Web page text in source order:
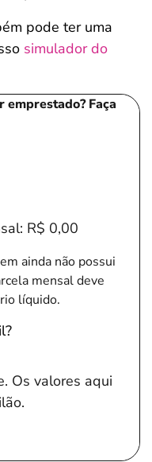
pode ter uma
simulador do
Faça
R$ 0,00
ainda não possui
mensal deve
líquido.
Os valores aqui